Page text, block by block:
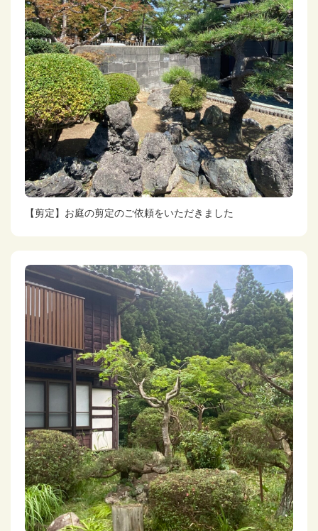
【剪定】お庭の剪定のご依頼をいただきました